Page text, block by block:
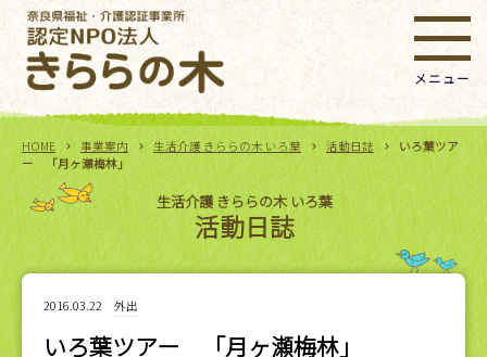
HOME 事業案内 生活介護 きららの木 いろ葉 活動日誌
いろ葉ツア
ー 「月ヶ瀬梅林」
生活介護 きららの木 いろ葉
活動日誌
2016.03.22 外出
いろ葉ツアー 「月ヶ瀬梅林」